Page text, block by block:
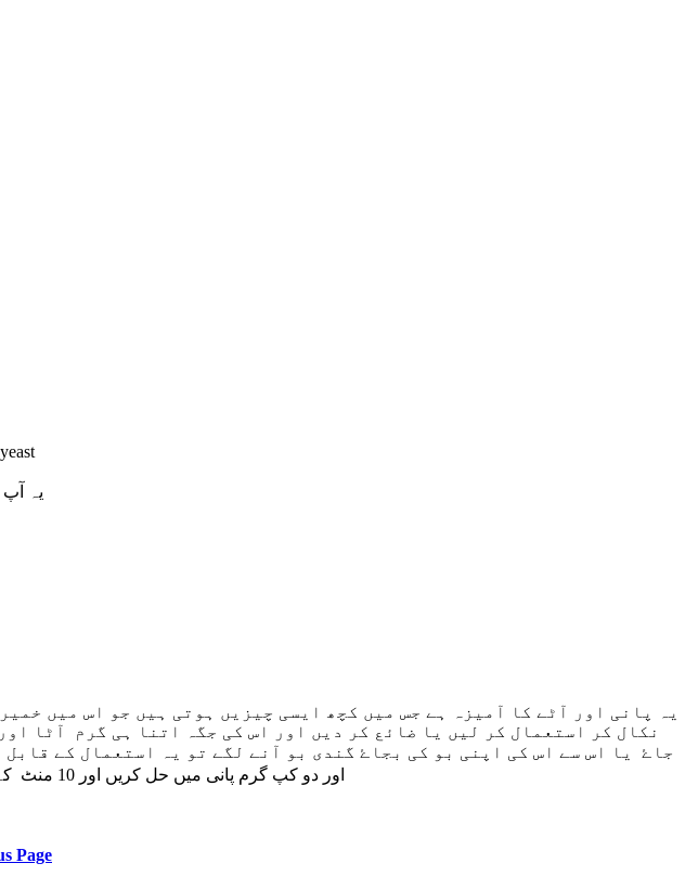
یہ آپ
یہ پانی اور آٹے کا آمیزہ ہے جس میں کچھ ایسی چیزیں ہوتی ہیں جو اس میں
نکال کر استعمال کر لیں یا ضائع کر دیں اور اس کی جگہ اتنا ہی گرم آٹا
جاۓ یا اس سے اس کی اپنی بو کی بجاۓ گندی بو آنے لگے تو یہ استعمال کے
اور دو کپ گرم پانی میں حل کریں اور 10 منٹ
Page